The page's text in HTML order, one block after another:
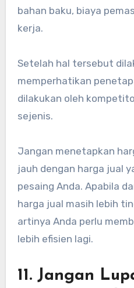
bahan baku, biaya
kerja.
Setelah hal tersebut
memperhatikan
dilakukan oleh
sejenis.
Jangan menetapkan
jauh dengan harga jual
pesaing Anda. Apabila
harga jual masih lebih
artinya Anda perlu
lebih efisien lagi.
11. Jangan